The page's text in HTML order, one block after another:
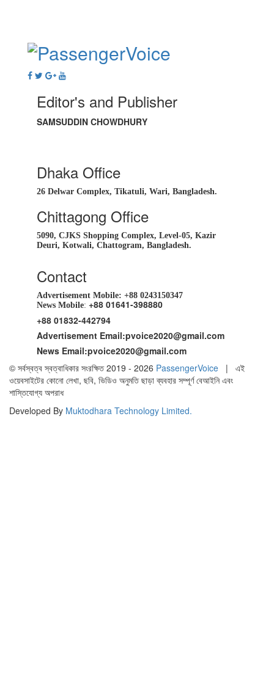
Editor's and Publisher
SAMSUDDIN CHOWDHURY
Dhaka Office
26 Delwar Complex, Tikatuli, Wari, Bangladesh.
Chittagong Office
5090, CJKS Shopping Complex, Level-05, Kazir
Deuri, Kotwali, Chattogram, Bangladesh.
Contact
Advertisement Mobile: +88 0243150347
News Mobile: +88 01641-398880
+88 01832-442794
Advertisement Email:pvoice2020@gmail.com
News Email:pvoice2020@gmail.com
© সর্বস্বত্ব স্বত্বাধিকার সংরক্ষিত 2019 - 2026 PassengerVoice | এই
ওয়েবসাইটের কোনো লেখা, ছবি, ভিডিও অনুমতি ছাড়া ব্যবহার সম্পূর্ণ বেআইনি এবং
শাস্তিযোগ্য অপরাধ
Developed By Muktodhara Technology Limited.